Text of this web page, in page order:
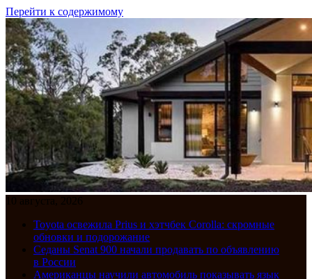
Перейти к содержимому
10 августа, 2026
Toyota освежила Prius и хэтчбек Corolla: скромные
обновки и подорожание
Седаны Senat 900 начали продавать по объявлению
в России
Американцы научили автомобиль показывать язык